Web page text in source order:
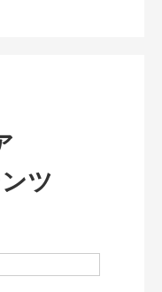
ツ